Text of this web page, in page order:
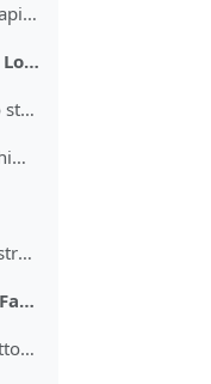
Popolazione, consumi pro-capite, tecnologie ed impatti. Funzioni, evoluzione e stratificazione dell’atmosfera terrestre
Chimica della stratosfera. Lo strato dell’ozono: funzione ed alterazioni.
Chimica della stratosfera. Lo strato dell’ozono: funzione ed alterazioni.
2022 Chimica ambientale, chimica dell'atmosfera, chimica della stratosfera
2022 Processi catalitici di distruzione dell'ozono, protocollo di Montreal e conseguenti misure di mitigazione
Chimica della troposfera. Fattori fisici ed emissioni influenzano le concentrazioni ambientali. Gas inorganici. Reattività e il radicale OH.
Chimica della troposfera. Fattori fisici ed emissioni influenzano le concentrazioni ambientali. Gas inorganici. Reattività e il radicale OH.